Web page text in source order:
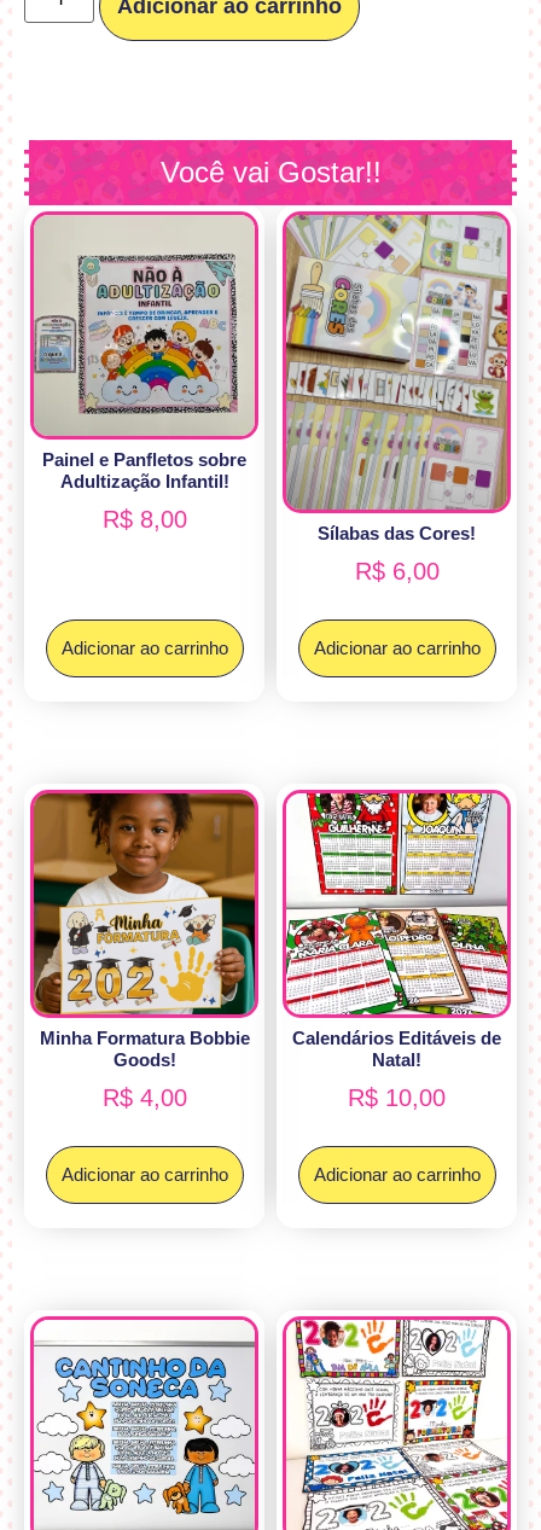
Adicionar ao carrinho
Você vai Gostar!!
Painel e Panfletos sobre
Adultização Infantil!
R$8,00
Adicionar ao carrinho
Sílabas das Cores!
R$6,00
Adicionar ao carrinho
Minha Formatura Bobbie
Goods!
R$4,00
Adicionar ao carrinho
Calendários Editáveis de
Natal!
R$ 10,00
Adicionar ao carrinho